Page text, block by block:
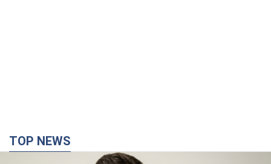
Зеленский о последствиях новых ударов по
Украине, важных отчетах и атаках на объекты